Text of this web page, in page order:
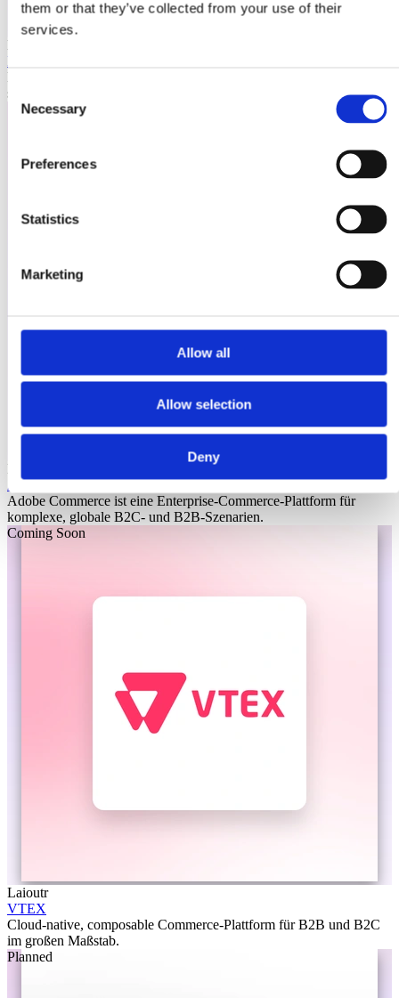
them or that they’ve collected from your use of their
services.
Consent
Selection
Necessary
Preferences
Statistics
Marketing
Allow all
Allow selection
Deny
Laioutr
Emporix
Emporix ist eine composable, API-first Commerce-Plattform für
skalierbare B2B- und B2C-Szenarien.
Laioutr
Adobe Commerce
Adobe Commerce ist eine Enterprise-Commerce-Plattform für
komplexe, globale B2C- und B2B-Szenarien.
Coming Soon
Laioutr
VTEX
Cloud-native, composable Commerce-Plattform für B2B und B2C
im großen Maßstab.
Planned